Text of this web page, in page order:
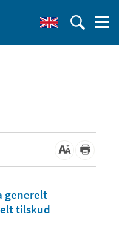
generelt
tilskud